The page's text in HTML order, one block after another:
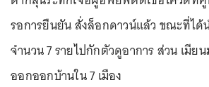
รอการยืนยัน สั่งล็อกดาวน์แล้ว ขณะที่ไ
จำนวน 7 รายไปกักตัวดูอาการ ส่วน เมีย
ออกออกบ้านใน 7 เมือง